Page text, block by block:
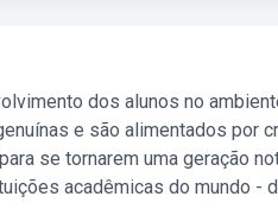
dos alunos no
e são alimentados por
se tornarem uma geração
acadêmicas do mundo -